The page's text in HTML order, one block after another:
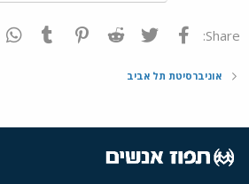
Share: פייסבוק Twitter
Reddit
Pinterest
Tumblr
אוניברסיטת תל אביב